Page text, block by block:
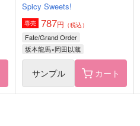
Spicy Sweets!
専売 787円 （税込）
Fate/Grand Order
坂本龍馬×岡田以蔵
サンプル カート